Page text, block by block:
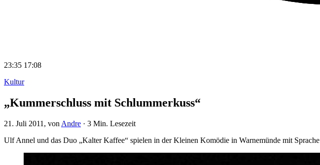
23:35 17:08
Kultur
„Kummerschluss mit Schlummerkuss“
21. Juli 2011 , von Andre · 3 Min. Lesezeit
Ulf Annel und das Duo „Kalter Kaffee“ spielen in der Kleinen Komödie in Warnemünde mit Sprache